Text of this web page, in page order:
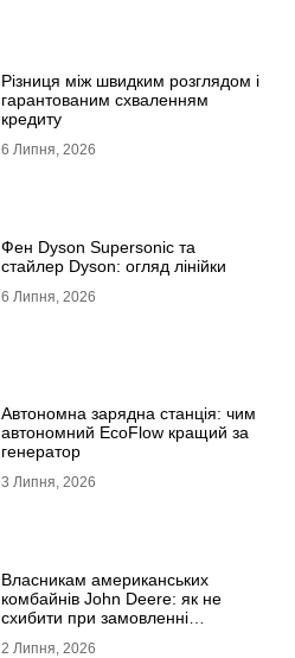
Різниця між швидким розглядом і
гарантованим схваленням
кредиту
6 Липня, 2026
Фен Dyson Supersonic та
стайлер Dyson: огляд лінійки
6 Липня, 2026
Автономна зарядна станція: чим
автономний EcoFlow кращий за
генератор
3 Липня, 2026
Власникам американських
комбайнів John Deere: як не
схибити при замовленні
2 Липня, 2026